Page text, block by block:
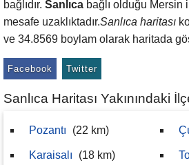
bağlıdır. Sanlıca bağlı olduğu Mersin
mesafe uzaklıktadır.Sanlıca haritası
ve 34.8569 boylam olarak haritada
Facebook Twitter
Sanlıca Haritası Yakınındaki
Pozantı (22 km)
Karaisalı (18 km)